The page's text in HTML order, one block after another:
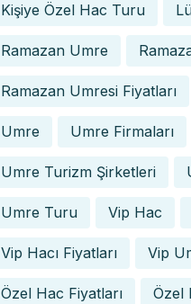
Kişiye Özel Hac Turu
Ramazan Umre
Ramazan Umresi Fiyatları
Umre Umre Firmaları
Umre Turizm Şirketleri
Umre Turu Vip Hac
Vip Hacı Fiyatları Vip
Özel Hac Fiyatları Özel